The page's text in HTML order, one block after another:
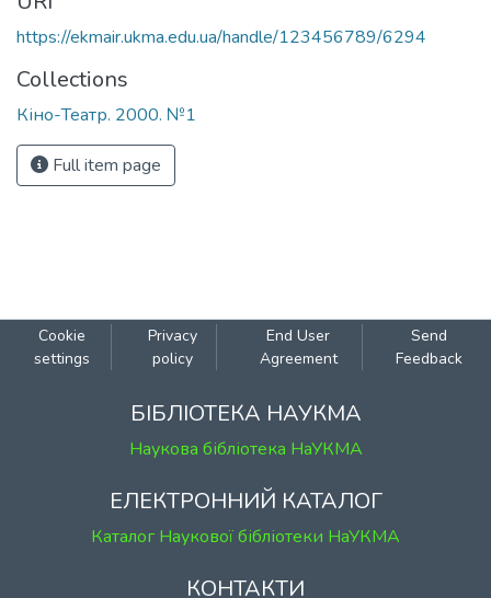
https://ekmair.ukma.edu.ua/handle/123456789/6294
Collections
Кіно-Театр. 2000. №1
Full item page
Cookie
settings
Privacy
policy
End User
Agreement
Send
Feedback
БІБЛІОТЕКА НАУКМА
Наукова бібліотека НаУКМА
ЕЛЕКТРОННИЙ КАТАЛОГ
Каталог Наукової бібліотеки НаУКМА
КОНТАКТИ